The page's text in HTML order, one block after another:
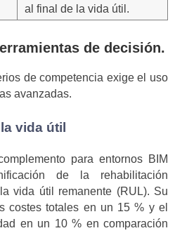
al final de la vida útil.
de decisión.
de competencia exige el uso
avanzadas.
vida útil
para entornos BIM
de la rehabilitación
vida útil remanente (RUL). Su
costes totales en un 15 % y el
en un 10 % en comparación